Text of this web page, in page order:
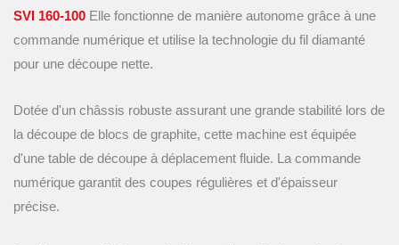
SVI 160-100 Elle fonctionne de manière autonome grâce à une
commande numérique et utilise la technologie du fil diamanté
pour une découpe nette.
Dotée d'un châssis robuste assurant une grande stabilité lors de
la découpe de blocs de graphite, cette machine est équipée
d'une table de découpe à déplacement fluide. La commande
numérique garantit des coupes régulières et d'épaisseur
précise.